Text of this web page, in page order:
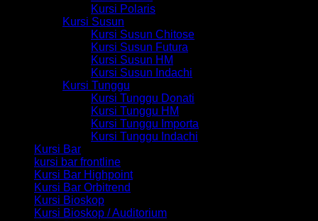
Kursi Polaris
Kursi Susun
Kursi Susun Chitose
Kursi Susun Futura
Kursi Susun HM
Kursi Susun Indachi
Kursi Tunggu
Kursi Tunggu Donati
Kursi Tunggu HM
Kursi Tunggu Importa
Kursi Tunggu Indachi
Kursi Bar
kursi bar frontline
Kursi Bar Highpoint
Kursi Bar Orbitrend
Kursi Bioskop
Kursi Bioskop / Auditorium